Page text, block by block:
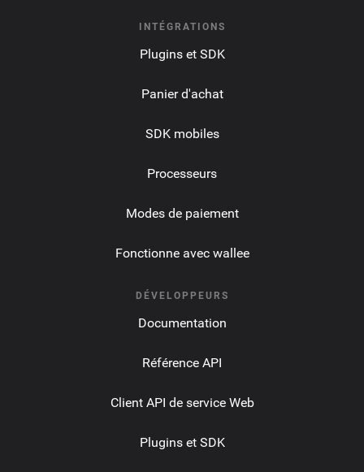
INTÉGRATIONS
Plugins et SDK
Panier d'achat
SDK mobiles
Processeurs
Modes de paiement
Fonctionne avec wallee
DÉVELOPPEURS
Documentation
Référence API
Client API de service Web
Plugins et SDK